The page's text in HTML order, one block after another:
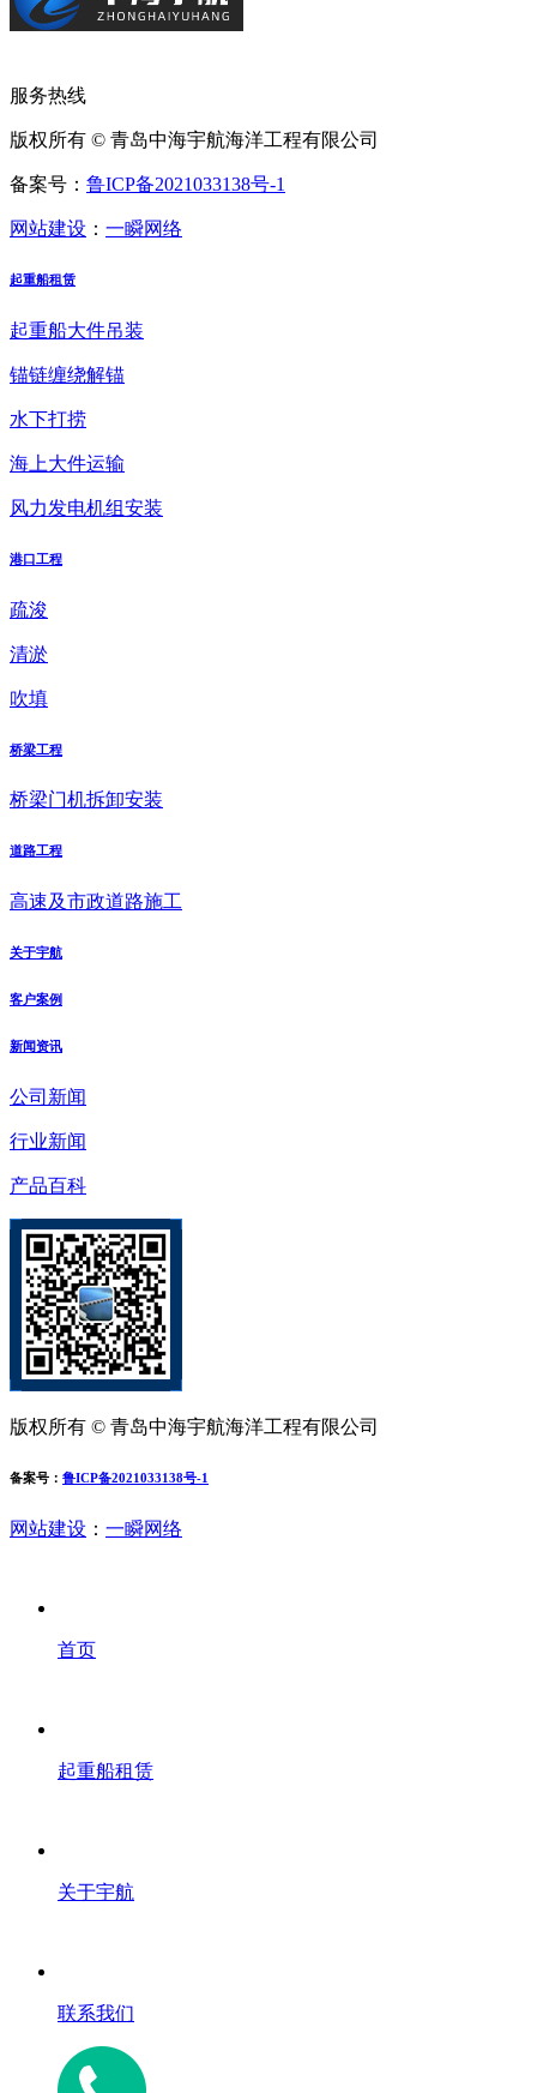
服务热线
版权所有 © 青岛中海宇航海洋工程有限公司
备案号： 鲁ICP备2021033138号-1
网站建设 ： 一瞬网络
起重船租赁
起重船大件吊装
锚链缠绕解锚
水下打捞
海上大件运输
风力发电机组安装
港口工程
疏浚
清淤
吹填
桥梁工程
桥梁门机拆卸安装
道路工程
高速及市政道路施工
关于宇航
客户案例
新闻资讯
公司新闻
行业新闻
产品百科
版权所有 © 青岛中海宇航海洋工程有限公司
备案号： 鲁ICP备2021033138号-1
网站建设 ： 一瞬网络
首页
起重船租赁
关于宇航
联系我们